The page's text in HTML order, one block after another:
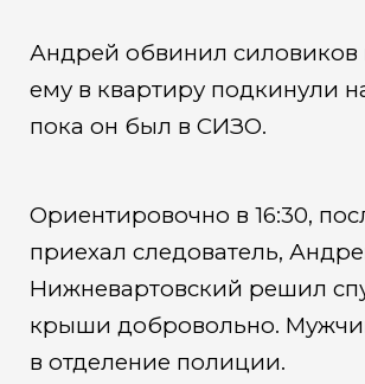
Андрей обвинил силовиков
ему в квартиру подкинули
пока он был в СИЗО.
Ориентировочно в 16:30,
приехал следователь,
Нижневартовский решил
крыши добровольно.
в отделение полиции.